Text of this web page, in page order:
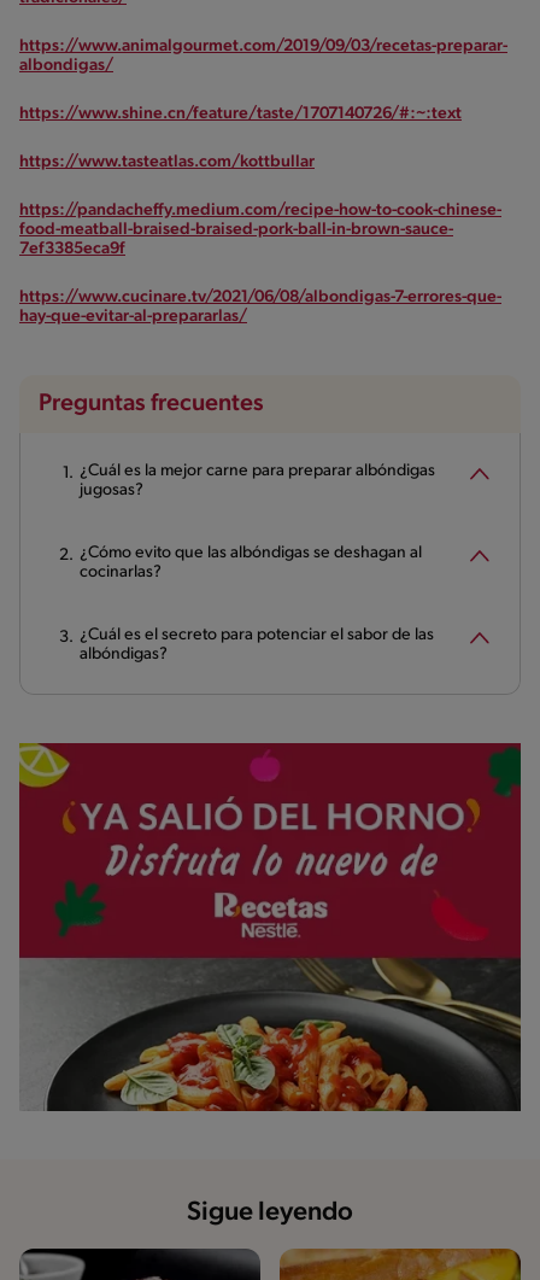
https://www.animalgourmet.com/2019/09/03/recetas-preparar-
albondigas/
https://www.shine.cn/feature/taste/1707140726/#:~:text
https://www.tasteatlas.com/kottbullar
https://pandacheffy.medium.com/recipe-how-to-cook-chinese-
food-meatball-braised-braised-pork-ball-in-brown-sauce-
7ef3385eca9f
https://www.cucinare.tv/2021/06/08/albondigas-7-errores-que-
hay-que-evitar-al-prepararlas/
Preguntas frecuentes
¿Cuál es la mejor carne para preparar albóndigas
jugosas?
¿Cómo evito que las albóndigas se deshagan al
cocinarlas?
¿Cuál es el secreto para potenciar el sabor de las
albóndigas?
Sigue leyendo